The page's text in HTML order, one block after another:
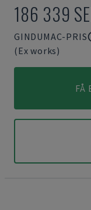
186 339
GINDUMAC-PRIS
(Ex works)
FÅ